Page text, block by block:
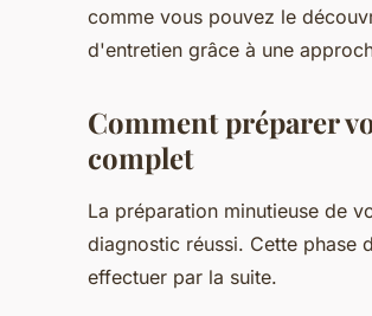
7 min de lecturecomme vous pouvez le
d'entretien grâce à une
Comment préparer
complet
La préparation minutieuse de
diagnostic réussi. Cette phase
effectuer par la suite.